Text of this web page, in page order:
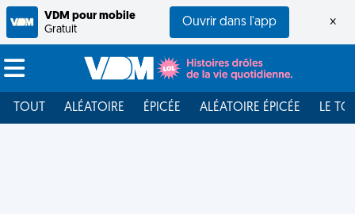
VDM pour mobile
Gratuit
Ouvrir dans l'app ×
TOUT ALÉATOIRE ÉPICÉE ALÉATOIRE ÉPICÉE LE